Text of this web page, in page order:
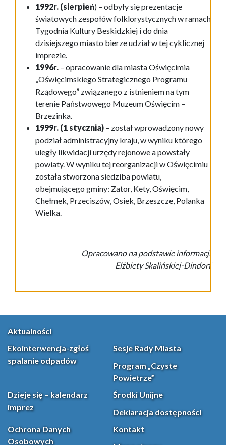
1992r. (sierpień) – odbyły się prezentacje
światowych zespołów folklorystycznych w ramach
Tygodnia Kultury Beskidzkiej i do dnia
dzisiejszego miasto bierze udział w tej cyklicznej
imprezie.
1996r. – opracowanie dla miasta Oświęcimia
„Oświęcimskiego Strategicznego Programu
Rządowego” związanego z istnieniem na tym
terenie Państwowego Muzeum Oświęcim –
Brzezinka.
1999r. (1 stycznia) – został wprowadzony nowy
podział administracyjny kraju, w wyniku którego
uległy likwidacji urzędy rejonowe a powstały
powiaty. W wyniku tej reorganizacji w Oświęcimiu
została stworzona siedziba powiatu,
obejmującego gminy: Zator, Kety, Oświęcim,
Chełmek, Przeciszów, Osiek, Brzeszcze, Polanka
Wielka.
Opracowano na podstawie informacji
Elżbiety Skalińskiej-Dindorf
Aktualności
Ekointerwencja-zgłoś
spalanie odpadów
Sesje Rady Miasta
Program „Czyste
Powietrze”
Dzieje się – kalendarz
imprez
Środki Unijne
Deklaracja dostępności
Ochrona Danych
Osobowych
Kontakt